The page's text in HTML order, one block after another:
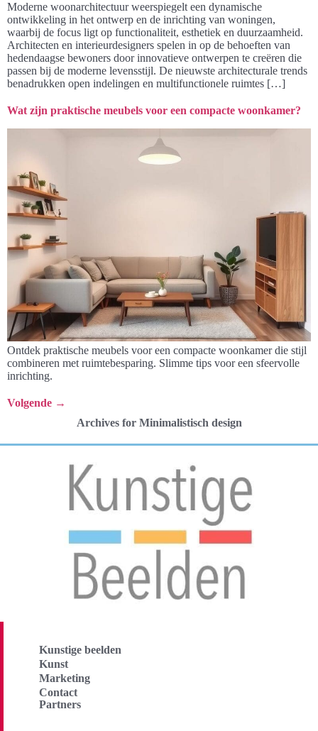
Moderne woonarchitectuur weerspiegelt een dynamische
ontwikkeling in het ontwerp en de inrichting van woningen,
waarbij de focus ligt op functionaliteit, esthetiek en duurzaamheid.
Architecten en interieurdesigners spelen in op de behoeften van
hedendaagse bewoners door innovatieve ontwerpen te creëren die
passen bij de moderne levensstijl. De nieuwste architecturale trends
benadrukken open indelingen en multifunctionele ruimtes […]
Wat zijn praktische meubels voor een compacte woonkamer?
Ontdek praktische meubels voor een compacte woonkamer die stijl
combineren met ruimtebesparing. Slimme tips voor een sfeervolle
inrichting.
Volgende →
Archives for Minimalistisch design
Kunstige beelden
Kunst
Marketing
Contact
Partners